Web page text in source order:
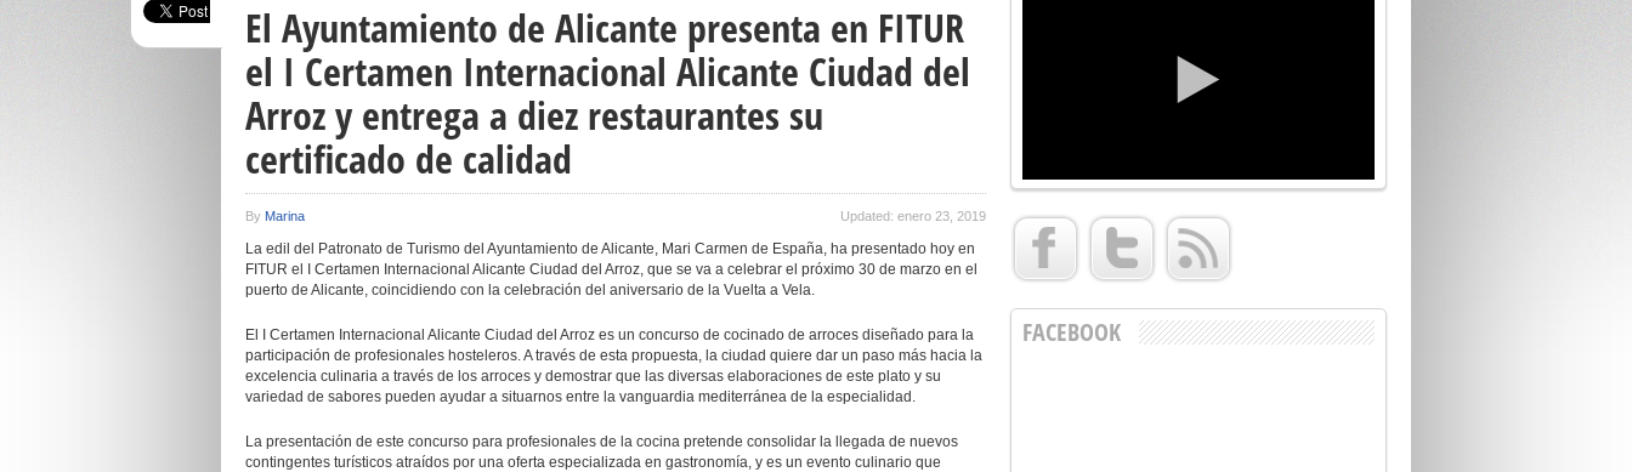
El Ayuntamiento de Alicante presenta en FITUR
el I Certamen Internacional Alicante Ciudad del
Arroz y entrega a diez restaurantes su
certificado de calidad
By Marina Updated: enero 23, 2019
La edil del Patronato de Turismo del Ayuntamiento de Alicante, Mari Carmen de España, ha presentado hoy en
FITUR el I Certamen Internacional Alicante Ciudad del Arroz, que se va a celebrar el próximo 30 de marzo en el
puerto de Alicante, coincidiendo con la celebración del aniversario de la Vuelta a Vela.
El I Certamen Internacional Alicante Ciudad del Arroz es un concurso de cocinado de arroces diseñado para la
participación de profesionales hosteleros. A través de esta propuesta, la ciudad quiere dar un paso más hacia la
excelencia culinaria a través de los arroces y demostrar que las diversas elaboraciones de este plato y su
variedad de sabores pueden ayudar a situarnos entre la vanguardia mediterránea de la especialidad.
La presentación de este concurso para profesionales de la cocina pretende consolidar la llegada de nuevos
contingentes turísticos atraídos por una oferta especializada en gastronomía, y es un evento culinario que
FACEBOOK